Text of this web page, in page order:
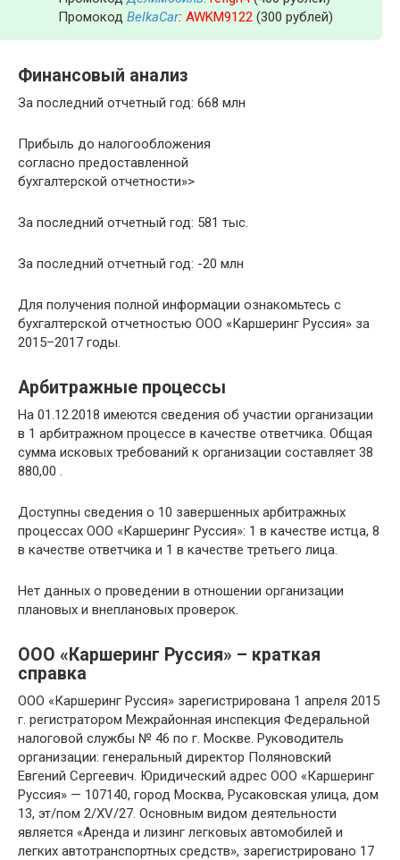
Промокод BelkaCar: AWKM9122 (300 рублей)
Финансовый анализ
За последний отчетный год: 668 млн
Прибыль до налогообложения
согласно предоставленной
бухгалтерской отчетности»>
За последний отчетный год: 581 тыс.
За последний отчетный год: -20 млн
Для получения полной информации ознакомьтесь с
бухгалтерской отчетностью ООО «Каршеринг Руссия» за
2015–2017 годы.
Арбитражные процессы
На 01.12.2018 имеются сведения об участии организации
в 1 арбитражном процессе в качестве ответчика. Общая
сумма исковых требований к организации составляет 38
880,00 .
Доступны сведения о 10 завершенных арбитражных
процессах ООО «Каршеринг Руссия»: 1 в качестве истца, 8
в качестве ответчика и 1 в качестве третьего лица.
Нет данных о проведении в отношении организации
плановых и внеплановых проверок.
ООО «Каршеринг Руссия» – краткая
справка
ООО «Каршеринг Руссия» зарегистрирована 1 апреля 2015
г. регистратором Межрайонная инспекция Федеральной
налоговой службы № 46 по г. Москве. Руководитель
организации: генеральный директор Поляновский
Евгений Сергеевич. Юридический адрес ООО «Каршеринг
Руссия» — 107140, город Москва, Русаковская улица, дом
13, эт/пом 2/XV/27. Основным видом деятельности
является «Аренда и лизинг легковых автомобилей и
легких автотранспортных средств», зарегистрировано 17